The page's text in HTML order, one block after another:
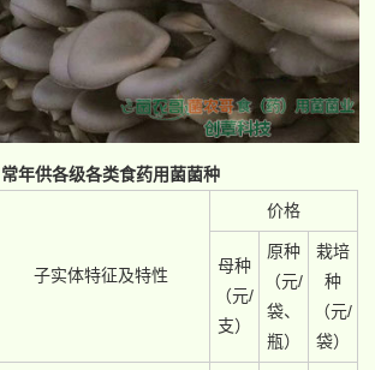
常年供各级各类食药用菌菌种
子实体特征及特性
价格
母种
（元/
支）
原种
（元/
袋、
瓶）
栽培
种
（元/
袋）